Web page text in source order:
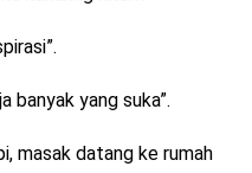
banyak yang suka”.
masak datang ke rumah